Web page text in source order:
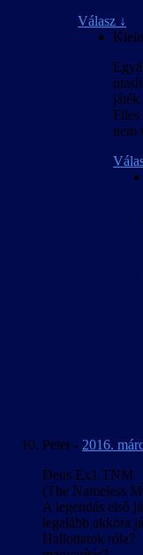
Válasz ↓
nem
Peter - 2016.
Deus Ex1 TNM
(The Nameless
A legendás első
legalább akkora
Hallottatok róla?